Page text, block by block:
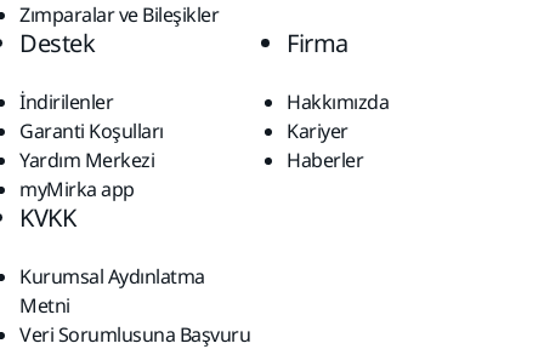
Zımparalar ve Bileşikler
Destek
İndirilenler
Garanti Koşulları
Yardım Merkezi
myMirka app
Firma
Hakkımızda
Kariyer
Haberler
KVKK
Kurumsal Aydınlatma
Metni
Veri Sorumlusuna Başvuru